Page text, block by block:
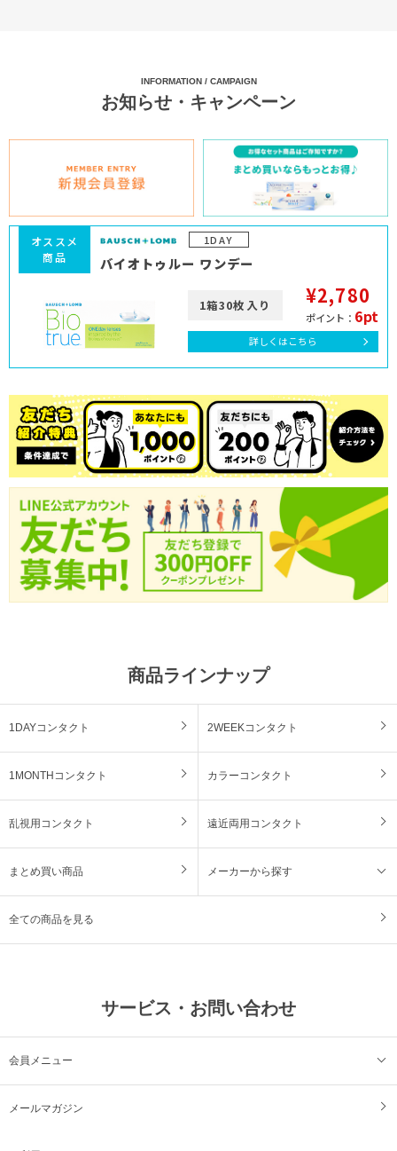
INFORMATION / CAMPAIGN
お知らせ・キャンペーン
1DAY
オススメ
商品
バイオトゥルー ワンデー
1箱30枚入り ¥2,780
ポイント： 6pt
詳しくはこちら
商品ラインナップ
1DAYコンタクト 2WEEKコンタクト
1MONTHコンタクト カラーコンタクト
乱視用コンタクト 遠近両用コンタクト
まとめ買い商品 メーカーから探す
全ての商品を見る
サービス・お問い合わせ
会員メニュー
メールマガジン